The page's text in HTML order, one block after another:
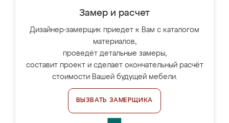
Замер и расчет
Дизайнер-замерщик приедет к Вам с каталогом
материалов,
проведёт детальные замеры,
составит проект и сделает окончательный расчёт
стоимости Вашей будущей мебели.
ВЫЗВАТЬ ЗАМЕРЩИКА